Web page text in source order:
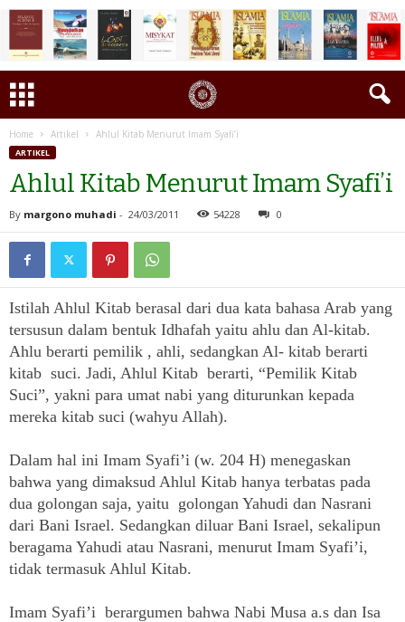
Home Artikel Ahlul Kitab Menurut Imam Syafi’i
ARTIKEL
Ahlul Kitab Menurut Imam Syafi’i
By margono muhadi - 24/03/2011 54228 0
Istilah Ahlul Kitab berasal dari dua kata bahasa Arab yang
tersusun dalam bentuk Idhafah yaitu ahlu dan Al-kitab.
Ahlu berarti pemilik , ahli, sedangkan Al- kitab berarti
kitab suci. Jadi, Ahlul Kitab berarti, “Pemilik Kitab
Suci”, yakni para umat nabi yang diturunkan kepada
mereka kitab suci (wahyu Allah).
Dalam hal ini Imam Syafi’i (w. 204 H) menegaskan
bahwa yang dimaksud Ahlul Kitab hanya terbatas pada
dua golongan saja, yaitu golongan Yahudi dan Nasrani
dari Bani Israel. Sedangkan diluar Bani Israel, sekalipun
beragama Yahudi atau Nasrani, menurut Imam Syafi’i,
tidak termasuk Ahlul Kitab.
Imam Syafi’i berargumen bahwa Nabi Musa a.s dan Isa